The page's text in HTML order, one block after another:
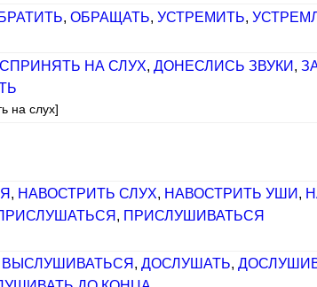
, ОБРАЩАТЬ, УСТРЕМИТЬ,
НА СЛУХ, ДОНЕСЛИСЬ ЗВУКИ ,
на слух]
, НАВОСТРИТЬ СЛУХ, НАВОСТРИТЬ УШИ ,
, ПРИСЛУШИВАТЬСЯ
ВЫСЛУШИВАТЬСЯ , ДОСЛУШАТЬ,